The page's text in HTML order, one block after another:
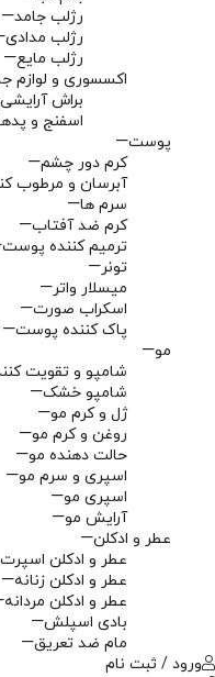
رژلب جامد
رژلب مدادی
رژلب مایع
اکسسوری و لوازم
براش آرایشی
اسفنج و
پوست
کرم دور چشم
آبرسان و مرطوب
سرم ها
کرم ضد آفتاب
ترمیم کننده پوست
تونر
میسلار واتر
اسکراب صورت
پاک کننده پوست
مو
شامپو و تقویت
شامپو خشک
ژل و کرم مو
روغن و کرم مو
حالت دهنده مو
اسپری و سرم مو
اسپری مو
آرایش مو
عطر و ادکلن
عطر و ادکلن اسپرت
عطر و ادکلن زنانه
عطر و ادکلن مردانه
بادی اسپلش
مام ضد تعریق
ورود / ثبت نام